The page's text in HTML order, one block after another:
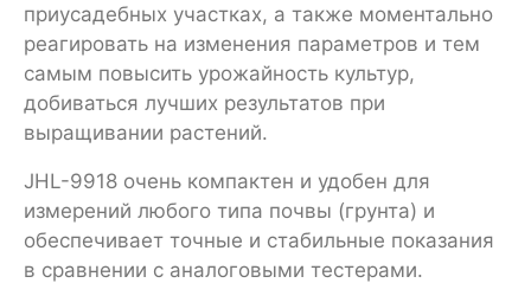
приусадебных участках, а также моментально
реагировать на изменения параметров и тем
самым повысить урожайность культур,
добиваться лучших результатов при
выращивании растений.
JHL-9918 очень компактен и удобен для
измерений любого типа почвы (грунта) и
обеспечивает точные и стабильные показания
в сравнении с аналоговыми тестерами.